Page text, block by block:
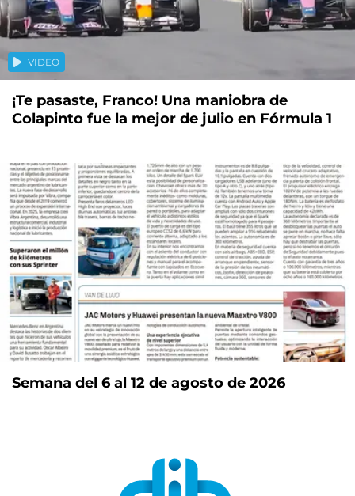
VIDEO
¡Te pasaste, Franco! Una maniobra de
Colapinto fue la mejor de julio en Fórmula 1
Semana del 6 al 12 de agosto de 2026